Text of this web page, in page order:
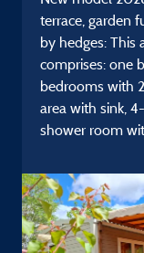
terrace, garden
by hedges:
comprises: one
bedrooms with
area with sink,
shower room